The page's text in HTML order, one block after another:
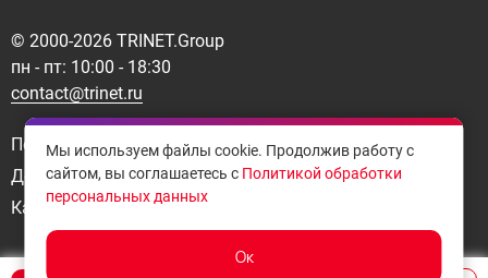
© 2000-2026 TRINET.Group
пн - пт: 10:00 - 18:30
contact@trinet.ru
Политика конфиденциальности
Договор-оферта
Карта сайта
Мы используем файлы cookie. Продолжив работу с
сайтом, вы соглашаетесь с Политикой обработки
персональных данных
Ок